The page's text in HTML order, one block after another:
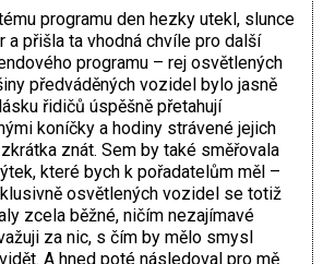
programu den hezky utekl, slunce
a přišla ta vhodná chvíle pro další
programu – rej osvětlených
předváděných vozidel bylo jasně
řidičů úspěšně přetahují
koníčky a hodiny strávené jejich
znát. Sem by také směřovala
které bych k pořadatelům měl –
osvětlených vozidel se totiž
zcela běžné, ničím nezajímavé
za nic, s čím by mělo smysl
A hned poté následoval pro mě